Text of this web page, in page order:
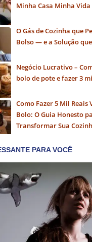
Minha Casa Minha Vida
O Gás de Cozinha que
Bolso — e a Solução
Negócio Lucrativo –
bolo de pote e fazer 3
Como Fazer 5 Mil Reais
Bolo: O Guia Honesto
Transformar Sua